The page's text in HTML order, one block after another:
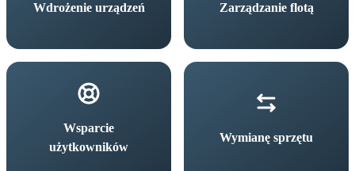
Wdrożenie urządzeń Zarządzanie flotą
Wsparcie
użytkowników
Wymianę sprzętu